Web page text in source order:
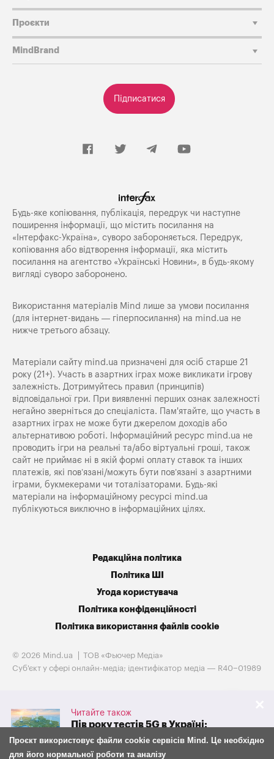
Читайте також
Пів року тестів 5G в Україні:
скільки абонентів уже
користуються технологію та
якою виявилася реальна
Підписатися
Проєкти
MindBrand
Будь-яке копiювання, публiкацiя, передрук чи наступне
поширення iнформацiї, що мiстить посилання на
«Iнтерфакс-Україна», суворо забороняється. Передрук,
копіювання або відтворення інформації, яка містить
посилання на агентство «Українські Новини», в будь-якому
вигляді суворо заборонено.
Використання матеріалів Mind лише за умови посилання
(для інтернет-видань — гіперпосилання) на mind.ua не
нижче третього абзацу.
Матеріали сайту mind.ua призначені для осіб старше 21
року (21+). Участь в азартних іграх може викликати ігрову
залежність. Дотримуйтесь правил (принципів)
відповідальної гри. При виявленні перших ознак залежності
негайно зверніться до спеціаліста. Пам'ятайте, що участь в
азартних іграх не може бути джерелом доходів або
альтернативою роботі. Інформаційний ресурс mind.ua не
проводить ігри на реальні та/або віртуальні гроші, також
сайт не приймає ні в якій формі оплату ставок та інших
платежів, які пов’язані/можуть бути пов’язані з азартними
іграми, букмекерами чи тоталізаторами. Будь-які
матеріали на інформаційному ресурсі mind.ua
публікуються виключно в інформаційних цілях.
Редакційна політика
Політика ШІ
Угода користувача
Політика конфіденційності
Політика використання файлів cookie
© 2026 Mind.ua
ТОВ «Фьючер Медiа»
Cуб'єкт у сфері онлайн-медіа; ідентифікатор медіа — R40−01989
Проєкт використовує файли cookie сервісів Mind. Це необхідно
для його нормальної роботи та аналізу